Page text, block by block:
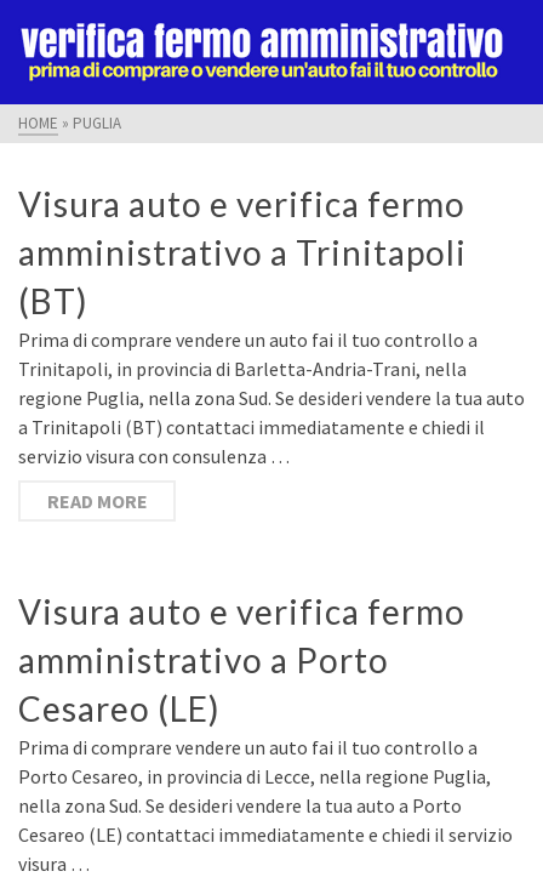
HOME » PUGLIA
Visura auto e verifica fermo
amministrativo a Trinitapoli
(BT)
Prima di comprare vendere un auto fai il tuo controllo a
Trinitapoli, in provincia di Barletta-Andria-Trani, nella
regione Puglia, nella zona Sud. Se desideri vendere la tua auto
a Trinitapoli (BT) contattaci immediatamente e chiedi il
servizio visura con consulenza …
READ MORE
Visura auto e verifica fermo
amministrativo a Porto
Cesareo (LE)
Prima di comprare vendere un auto fai il tuo controllo a
Porto Cesareo, in provincia di Lecce, nella regione Puglia,
nella zona Sud. Se desideri vendere la tua auto a Porto
Cesareo (LE) contattaci immediatamente e chiedi il servizio
visura …